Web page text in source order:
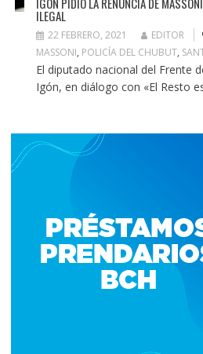
ILEGAL
22 FEBRERO, 2021 EDITOR
MASSONI, POLICÍA DEL CHUBUT,
El diputado nacional del Frente
Igón, en diálogo con «El Resto